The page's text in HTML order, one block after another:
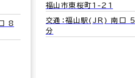
8
福山市東桜町1-21
交通：福山駅(JR) 南口 5
分